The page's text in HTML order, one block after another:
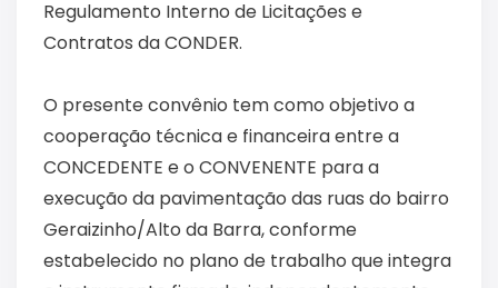
Regulamento Interno de Licitações e
Contratos da CONDER.
O presente convênio tem como objetivo a
cooperação técnica e financeira entre a
CONCEDENTE e o CONVENENTE para a
execução da pavimentação das ruas do bairro
Geraizinho/Alto da Barra, conforme
estabelecido no plano de trabalho que integra